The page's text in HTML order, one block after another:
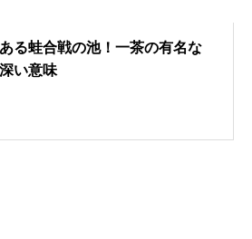
る蛙合戦の池！一茶の有名な
い意味